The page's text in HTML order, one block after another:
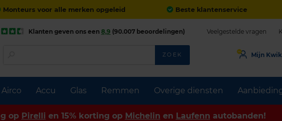
Monteurs voor alle merken opgeleid Beste klantenservice
Airco Accu Glas Remmen Overige diensten
Klanten geven ons een 8,9 (90.007 beoordelingen) Veelgestelde vragen
ZOEK Mijn
op Pirelli en 15% korting op Michelin en Laufenn autobanden!